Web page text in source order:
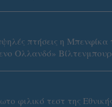
πτήσεις η
Ολλανδό»
φιλικό τεστ της